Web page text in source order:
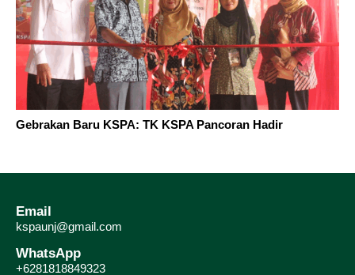
Gebrakan Baru KSPA: TK KSPA Pancoran Hadir
Email
kspaunj@gmail.com
WhatsApp
+6281818849323